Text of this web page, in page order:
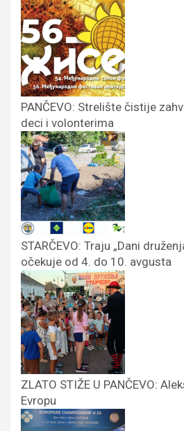
PANČEVO: Strelište čistije
deci i volonterima
STARČEVO: Traju „Dani
očekuje od 4. do 10. avgusta
ZLATO STIŽE U PANČEVO:
Evropu